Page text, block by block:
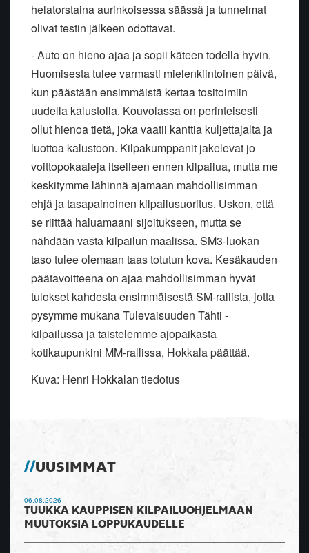
helatorstaina aurinkoisessa säässä ja tunnelmat
olivat testin jälkeen odottavat.
- Auto on hieno ajaa ja sopii käteen todella hyvin.
Huomisesta tulee varmasti mielenkiintoinen päivä,
kun päästään ensimmäistä kertaa tositoimiin
uudella kalustolla. Kouvolassa on perinteisesti
ollut hienoa tietä, joka vaatii kanttia kuljettajalta ja
luottoa kalustoon. Kilpakumppanit jakelevat jo
voittopokaaleja itselleen ennen kilpailua, mutta me
keskitymme lähinnä ajamaan mahdollisimman
ehjä ja tasapainoinen kilpailusuoritus. Uskon, että
se riittää haluamaani sijoitukseen, mutta se
nähdään vasta kilpailun maalissa. SM3-luokan
taso tulee olemaan taas totutun kova. Kesäkauden
päätavoitteena on ajaa mahdollisimman hyvät
tulokset kahdesta ensimmäisestä SM-rallista, jotta
pysymme mukana Tulevaisuuden Tähti -
kilpailussa ja taistelemme ajopaikasta
kotikaupunkini MM-rallissa, Hokkala päättää.
Kuva: Henri Hokkalan tiedotus
UUSIMMAT
06.08.2026
TUUKKA KAUPPISEN KILPAILUOHJELMAAN
MUUTOKSIA LOPPUKAUDELLE